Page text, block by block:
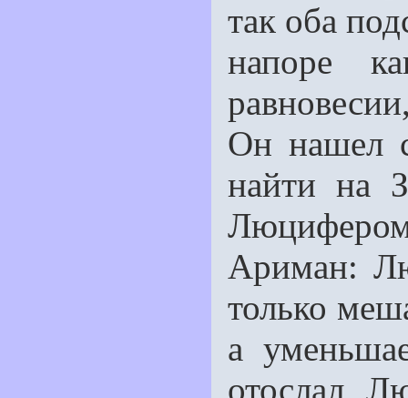
так оба
напоре
Он нашел
найти на
Ариман:
только
а
отослал